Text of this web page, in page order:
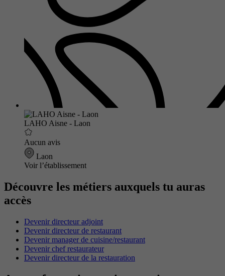
LAHO Aisne - Laon
Aucun avis
Laon
Voir l’établissement
Découvre les métiers auxquels tu auras
accès
Devenir directeur adjoint
Devenir directeur de restaurant
Devenir manager de cuisine/restaurant
Devenir chef restaurateur
Devenir directeur de la restauration